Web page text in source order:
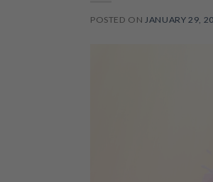
POSTED ONJANUARY 29,